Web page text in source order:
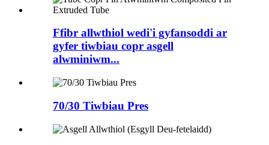
Ffibr allwthiol wedi'i gyfansoddi ar
gyfer tiwbiau copr asgell
alwminiwm...
70/30 Tiwbiau Pres